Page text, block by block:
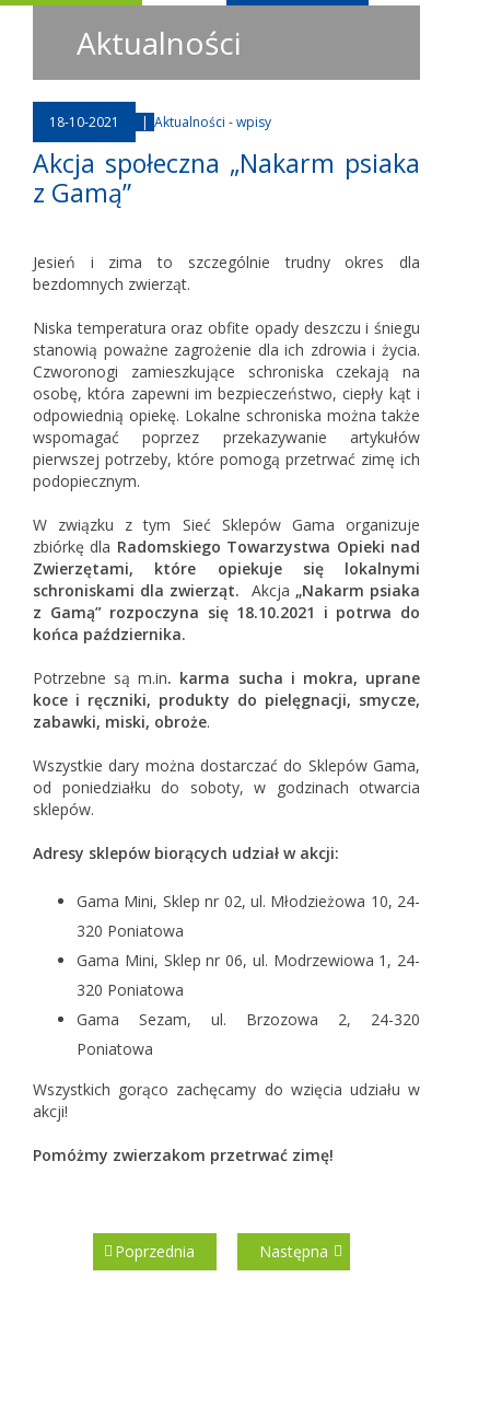
Aktualności
18-10-2021 | Aktualności - wpisy
Akcja społeczna „Nakarm psiaka
z Gamą”
Jesień i zima to szczególnie trudny okres dla
bezdomnych zwierząt.
Niska temperatura oraz obfite opady deszczu i śniegu
stanowią poważne zagrożenie dla ich zdrowia i życia.
Czworonogi zamieszkujące schroniska czekają na
osobę, która zapewni im bezpieczeństwo, ciepły kąt i
odpowiednią opiekę. Lokalne schroniska można także
wspomagać poprzez przekazywanie artykułów
pierwszej potrzeby, które pomogą przetrwać zimę ich
podopiecznym.
W związku z tym Sieć Sklepów Gama organizuje
zbiórkę dla Radomskiego Towarzystwa Opieki nad
Zwierzętami, które opiekuje się lokalnymi
schroniskami dla zwierząt. Akcja „Nakarm psiaka
z Gamą” rozpoczyna się 18.10.2021 i potrwa do
końca października.
Potrzebne są m.in. karma sucha i mokra, uprane
koce i ręczniki, produkty do pielęgnacji, smycze,
zabawki, miski, obroże.
Wszystkie dary można dostarczać do Sklepów Gama,
od poniedziałku do soboty, w godzinach otwarcia
sklepów.
Adresy sklepów biorących udział w akcji:
Gama Mini, Sklep nr 02, ul. Młodzieżowa 10, 24-
320 Poniatowa
Gama Mini, Sklep nr 06, ul. Modrzewiowa 1, 24-
320 Poniatowa
Gama Sezam, ul. Brzozowa 2, 24-320
Poniatowa
Wszystkich gorąco zachęcamy do wzięcia udziału w
akcji!
Pomóżmy zwierzakom przetrwać zimę!
Poprzednia Następna